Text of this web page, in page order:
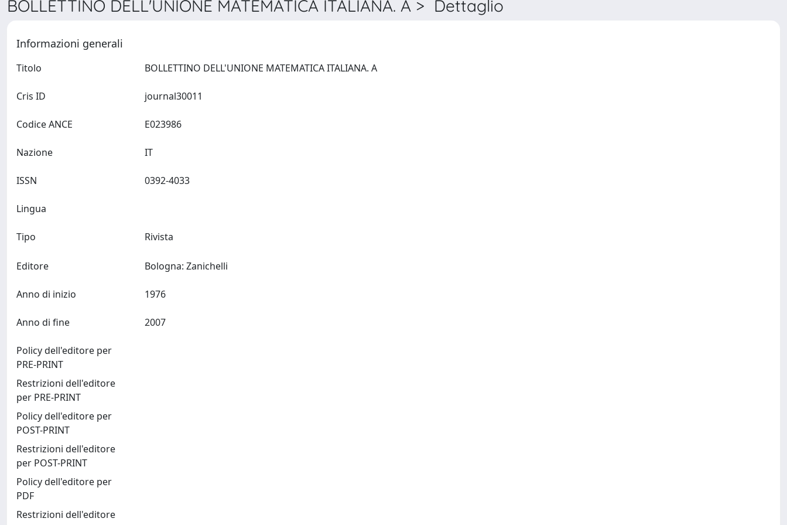
BOLLETTINO DELL'UNIONE MATEMATICA ITALIANA. A > Dettaglio
Informazioni generali
Titolo
Cris ID
Codice ANCE
Nazione
ISSN
Lingua
Tipo Rivista
Editore
Anno di inizio
Anno di fine
Policy dell'editore per
PRE-PRINT
Restrizioni dell'editore
per PRE-PRINT
Policy dell'editore per
POST-PRINT
Restrizioni dell'editore
per POST-PRINT
Policy dell'editore per
PDF
Restrizioni dell'editore